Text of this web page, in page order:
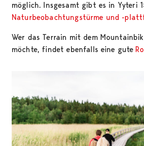
möglich. Insgesamt gibt es in Yyteri
Naturbeobachtungstürme und -
Wer das Terrain mit dem
möchte, findet ebenfalls eine gute